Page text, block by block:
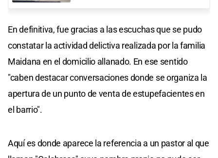
En definitiva, fue gracias a las escuchas que se pudo
constatar la actividad delictiva realizada por la familia
Maidana en el domicilio allanado. En ese sentido
"caben destacar conversaciones donde se organiza la
apertura de un punto de venta de estupefacientes en
el barrio".
Aquí es donde aparece la referencia a un pastor al que